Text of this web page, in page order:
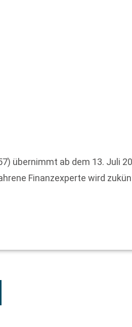
übernimmt ab dem 13. Juli
Finanzexperte wird